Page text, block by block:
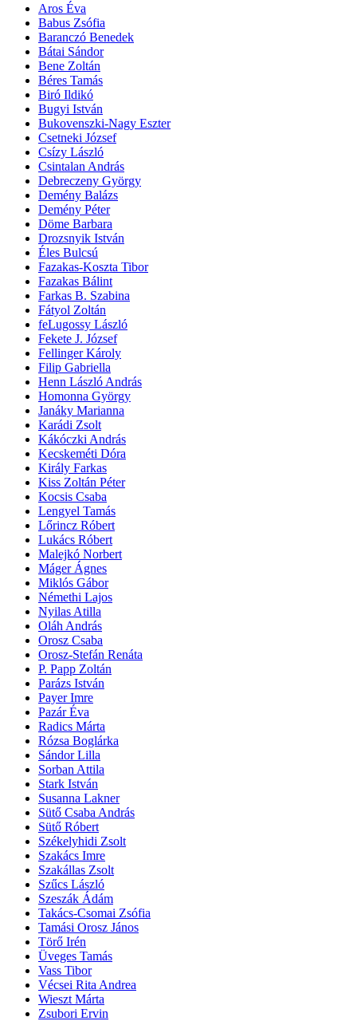
Aros Éva
Babus Zsófia
Baranczó Benedek
Bátai Sándor
Bene Zoltán
Béres Tamás
Biró Ildikó
Bugyi István
Bukovenszki-Nagy Eszter
Csetneki József
Csízy László
Csintalan András
Debreczeny György
Demény Balázs
Demény Péter
Döme Barbara
Drozsnyik István
Éles Bulcsú
Fazakas-Koszta Tibor
Fazakas Bálint
Farkas B. Szabina
Fátyol Zoltán
feLugossy László
Fekete J. József
Fellinger Károly
Filip Gabriella
Henn László András
Homonna György
Janáky Marianna
Karádi Zsolt
Kákóczki András
Kecskeméti Dóra
Király Farkas
Kiss Zoltán Péter
Kocsis Csaba
Lengyel Tamás
Lőrincz Róbert
Lukács Róbert
Malejkó Norbert
Máger Ágnes
Miklós Gábor
Némethi Lajos
Nyilas Atilla
Oláh András
Orosz Csaba
Orosz-Stefán Renáta
P. Papp Zoltán
Parázs István
Payer Imre
Pazár Éva
Radics Márta
Rózsa Boglárka
Sándor Lilla
Sorban Attila
Stark István
Susanna Lakner
Sütő Csaba András
Sütő Róbert
Székelyhidi Zsolt
Szakács Imre
Szakállas Zsolt
Szűcs László
Szeszák Ádám
Takács-Csomai Zsófia
Tamási Orosz János
Törő Irén
Üveges Tamás
Vass Tibor
Vécsei Rita Andrea
Wieszt Márta
Zsubori Ervin